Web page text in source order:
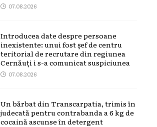
07.08.2026
Introducea date despre persoane
inexistente: unui fost șef de centru
teritorial de recrutare din regiunea
Cernăuți i s-a comunicat suspiciunea
07.08.2026
Un bărbat din Transcarpatia, trimis în
judecată pentru contrabanda a 6 kg de
cocaină ascunse în detergent